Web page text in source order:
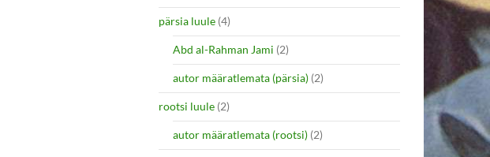
pärsia luule (4)
Abd al-Rahman Jami (2)
autor määratlemata (pärsia) (2)
rootsi luule (2)
autor määratlemata (rootsi) (2)